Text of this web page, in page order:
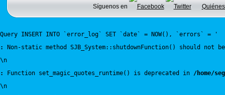
Síguenos en
Query INSERT INTO `error_log` SET `date` = NOW(), `errors` = '
:
Non-static method SJB_System::shutdownFunction() should
\n
:
Function set_magic_quotes_runtime() is deprecated in /home/
\n